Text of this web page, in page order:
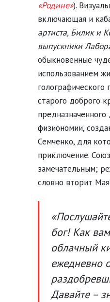
«Родине»).
включающая и
артиста, Билик и
выпускники
обыкновенные
использованием
голографического
старого доброго
физиономии,
Семченко, для
приключение.
замечательным;
словно вторит
бог! Как
облачный
ежедневно
Давайте –